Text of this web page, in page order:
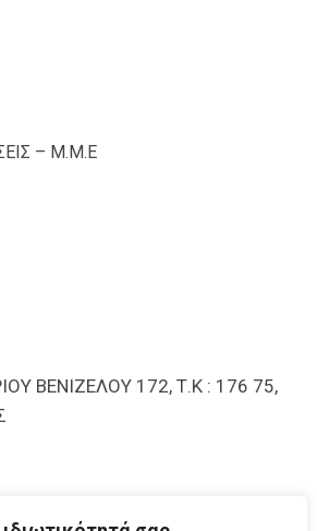
– Μ.Μ.Ε
ΒΕΝΙΖΕΛΟΥ 172, Τ.Κ : 176 75,